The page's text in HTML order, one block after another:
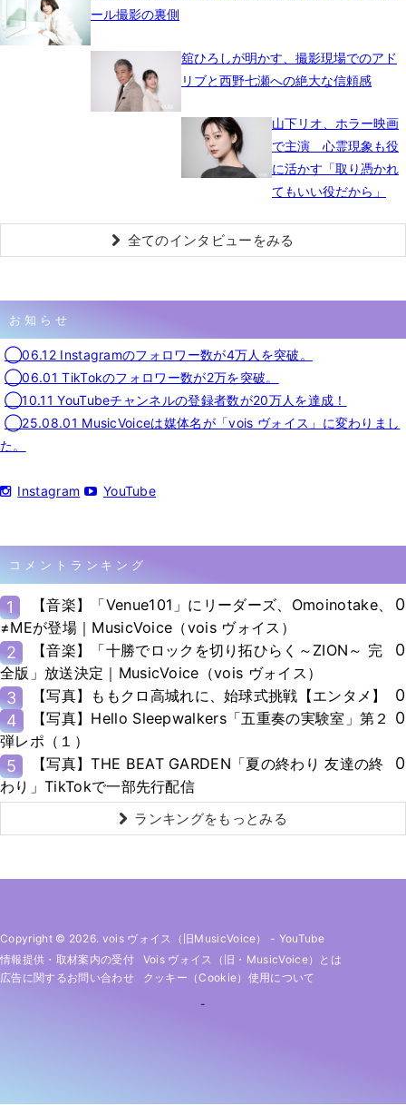
ール撮影の裏側
舘ひろしが明かす、撮影現場でのアド
リブと西野七瀬への絶大な信頼感
山下リオ、ホラー映画
で主演 心霊現象も役
に活かす「取り憑かれ
てもいい役だから」
全てのインタビューをみる
お知らせ
◯06.12 Instagramのフォロワー数が4万人を突破。
◯06.01 TikTokのフォロワー数が2万を突破。
◯10.11 YouTubeチャンネルの登録者数が20万人を達成！
◯25.08.01 MusicVoiceは媒体名が「vois ヴォイス」に変わりまし
た。
Instagram YouTube
コメントランキング
1
【音楽】「Venue101」にリーダーズ、Omoinotake、
≠MEが登場｜MusicVoice（vois ヴォイス）
0
2
【音楽】「十勝でロックを切り拓ひらく～ZION～ 完
全版」放送決定｜MusicVoice（vois ヴォイス）
0
3 【写真】ももクロ高城れに、始球式挑戦【エンタメ】
0
4
【写真】Hello Sleepwalkers「五重奏の実験室」第２
弾レポ（１）
0
5
【写真】THE BEAT GARDEN「夏の終わり 友達の終
わり」TikTokで一部先行配信
0
ランキングをもっとみる
Copyright © 2026. vois ヴォイス（旧MusicVoice） - YouTube
情報提供・取材案内の受付
Vois ヴォイス（旧・MusicVoice）とは
広告に関するお問い合わせ
クッキー（cookie）使用について
-